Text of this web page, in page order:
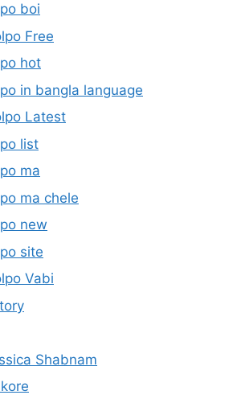
boi
Free
hot
in bangla language
Latest
list
ma
ma chele
new
site
Vabi
Shabnam